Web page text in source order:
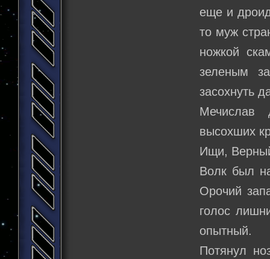
еще и
то муж
ножкой
зеленым
засохнуть
Мечислав
высохших
Ищи,
Волк был
Орочий
голос
опытный.
Потянул